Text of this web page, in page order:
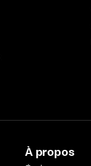
À propos